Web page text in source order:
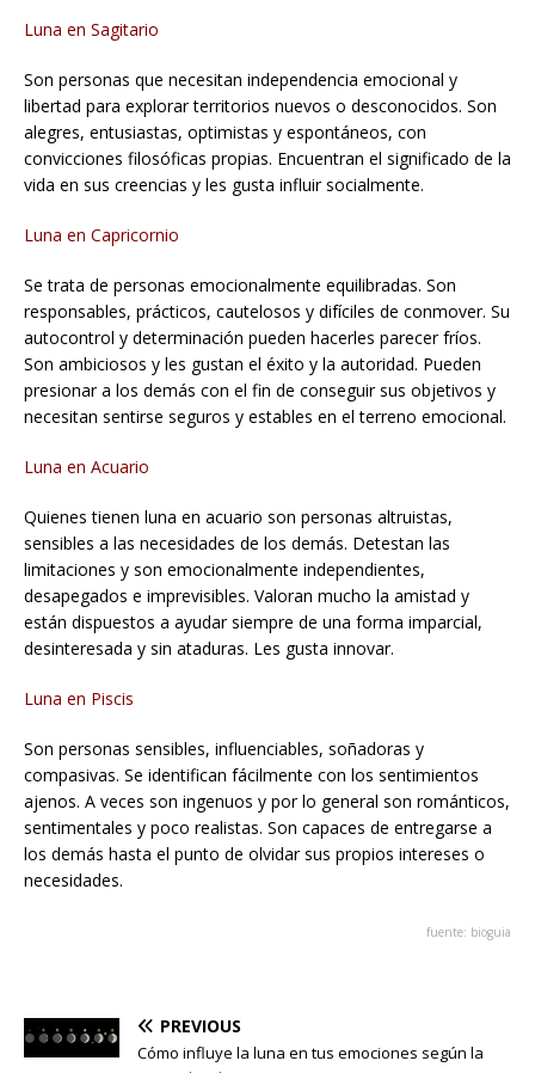
Luna en Sagitario
Son personas que necesitan independencia emocional y
libertad para explorar territorios nuevos o desconocidos. Son
alegres, entusiastas, optimistas y espontáneos, con
convicciones filosóficas propias. Encuentran el significado de la
vida en sus creencias y les gusta influir socialmente.
Luna en Capricornio
Se trata de personas emocionalmente equilibradas. Son
responsables, prácticos, cautelosos y difíciles de conmover. Su
autocontrol y determinación pueden hacerles parecer fríos.
Son ambiciosos y les gustan el éxito y la autoridad. Pueden
presionar a los demás con el fin de conseguir sus objetivos y
necesitan sentirse seguros y estables en el terreno emocional.
Luna en Acuario
Quienes tienen luna en acuario son personas altruistas,
sensibles a las necesidades de los demás. Detestan las
limitaciones y son emocionalmente independientes,
desapegados e imprevisibles. Valoran mucho la amistad y
están dispuestos a ayudar siempre de una forma imparcial,
desinteresada y sin ataduras. Les gusta innovar.
Luna en Piscis
Son personas sensibles, influenciables, soñadoras y
compasivas. Se identifican fácilmente con los sentimientos
ajenos. A veces son ingenuos y por lo general son románticos,
sentimentales y poco realistas. Son capaces de entregarse a
los demás hasta el punto de olvidar sus propios intereses o
necesidades.
fuente: bioguia
PREVIOUS
Cómo influye la luna en tus emociones según la